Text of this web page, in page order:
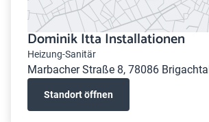
Dominik Itta Installationen
Heizung-Sanitär
Marbacher Straße 8, 78086
Standort öffnen